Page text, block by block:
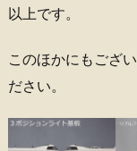
以上です。
このほかにもござ
ださい。